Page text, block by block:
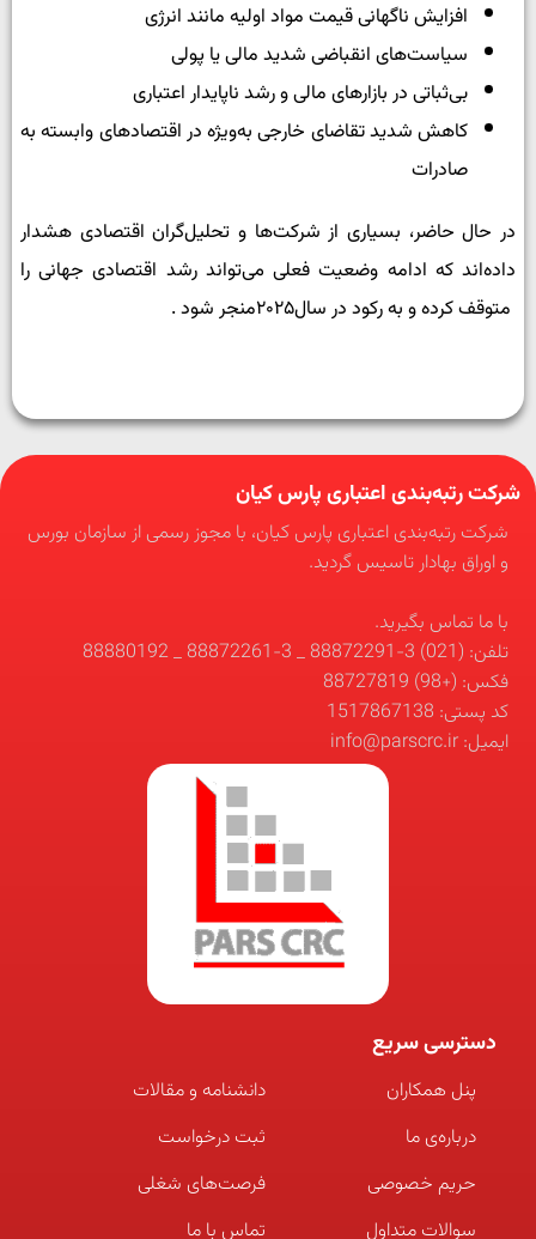
افزایش ناگهانی قیمت مواد اولیه مانند انرژی
سیاست‌های انقباضی شدید مالی یا پولی
بی‌ثباتی در بازارهای مالی و رشد ناپایدار اعتباری
کاهش شدید تقاضای خارجی به‌ویژه در اقتصادهای وابسته به
صادرات
در حال حاضر، بسیاری از شرکت‌ها و تحلیل‌گران اقتصادی هشدار
داده‌اند که ادامه وضعیت فعلی می‌تواند رشد اقتصادی جهانی را
۲۰۲۵منجر شود.
شرکت رتبه‌بندی اعتباری پارس کیان
شرکت رتبه‌بندی اعتباری پارس کیان، با مجوز رسمی از سازمان بورس
و اوراق بهادار تاسیس گردید.
با ما تماس بگیرید.
تلفن: (021) 3-88872291 _ 3-88872261 _ 88880192
فکس: (+98) 88727819
کد پستی: 1517867138
ایمیل: info@parscrc.ir
دسترسی سریع
پنل همکاران
درباره‌ی ما
حریم خصوصی
سوالات متداول
دانشنامه و مقالات
ثبت درخواست
فرصت‌های شغلی
تماس با ما